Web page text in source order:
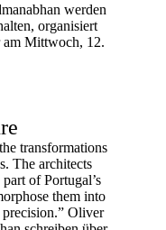
werden
organisiert
Mittwoch, 12.
transformations
The architects
of Portugal’s
them into
Oliver